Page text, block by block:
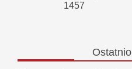
1457
Ostatnio